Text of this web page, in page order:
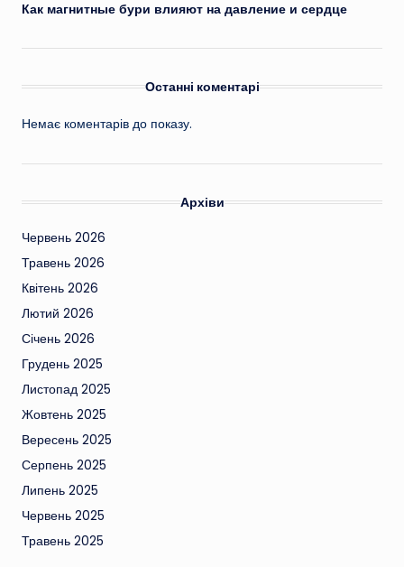
Как магнитные бури влияют на давление и сердце
Останні коментарі
Немає коментарів до показу.
Архіви
Червень 2026
Травень 2026
Квітень 2026
Лютий 2026
Січень 2026
Грудень 2025
Листопад 2025
Жовтень 2025
Вересень 2025
Серпень 2025
Липень 2025
Червень 2025
Травень 2025